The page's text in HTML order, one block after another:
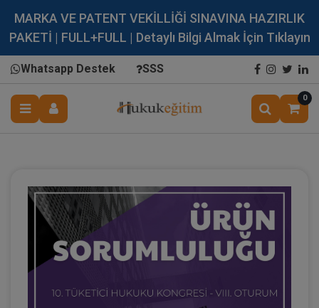
MARKA VE PATENT VEKİLLİĞİ SINAVINA HAZIRLIK
PAKETİ | FULL+FULL | Detaylı Bilgi Almak İçin Tıklayın
Whatsapp Destek SSS
0